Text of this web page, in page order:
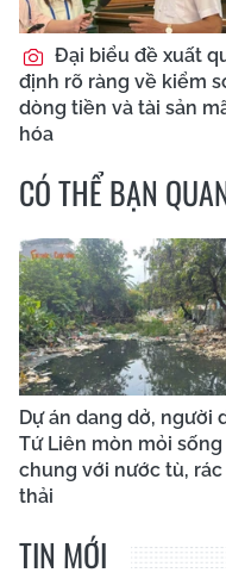
Đại biểu đề xuất
định rõ ràng về kiểm
dòng tiền và tài sản
hóa
CÓ THỂ BẠN
Dự án dang dở, người
Tứ Liên mòn mỏi sống
chung với nước tù, rác
thải
TIN MỚI